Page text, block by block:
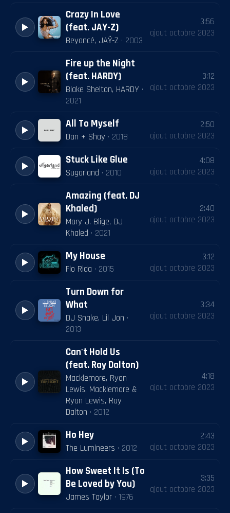
Crazy In Love
(feat. JAY-Z)
Beyoncé, JAŸ-Z · 2003
3:56
ajout octobre 2023
Fire up the Night
(feat. HARDY)
Blake Shelton, HARDY ·
2021
3:12
ajout octobre 2023
All To Myself
Dan + Shay · 2018
2:50
ajout octobre 2023
Stuck Like Glue
Sugarland · 2010
4:08
ajout octobre 2023
Amazing (feat. DJ
Khaled)
Mary J. Blige, DJ
Khaled · 2021
2:40
ajout octobre 2023
My House
Flo Rida · 2015
3:12
ajout octobre 2023
Turn Down for
What
DJ Snake, Lil Jon ·
2013
3:34
ajout octobre 2023
Can't Hold Us
(feat. Ray Dalton)
Macklemore, Ryan
Lewis, Macklemore &
Ryan Lewis, Ray
Dalton · 2012
4:18
ajout octobre 2023
Ho Hey
The Lumineers · 2012
2:43
ajout octobre 2023
How Sweet It Is (To
Be Loved by You)
James Taylor · 1976
3:35
ajout octobre 2023